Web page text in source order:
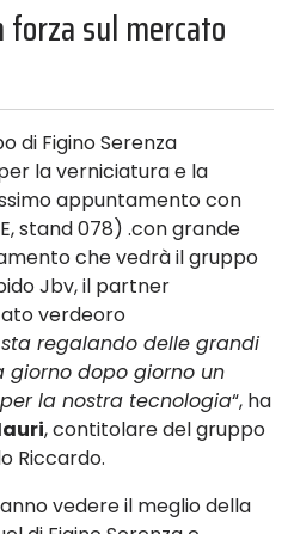
forza sul mercato
di Figino Serenza
la verniciatura e la
appuntamento con
stand 078) .con grande
che vedrà il gruppo
Jbv, il partner
verdeoro
regalando delle grandi
giorno dopo giorno un
la nostra tecnologia“, ha
, contitolare del gruppo
Riccardo.
vedere il meglio della